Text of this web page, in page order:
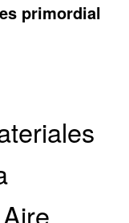
primordial